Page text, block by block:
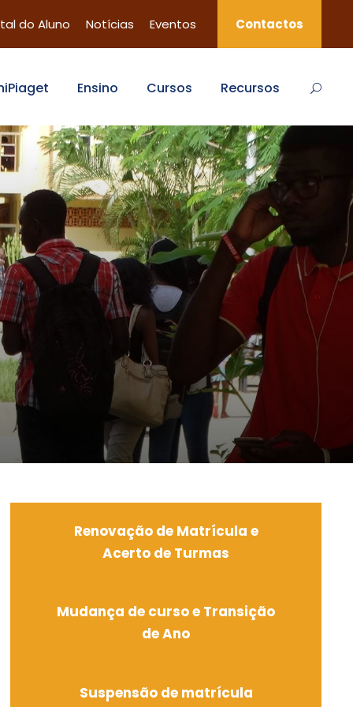
do Aluno Notícias Eventos Contactos
Ensino Cursos Recursos
Renovação de Matrícula e
Acerto de Turmas
Mudança de curso e Transição
de Ano
Suspensão de matrícula